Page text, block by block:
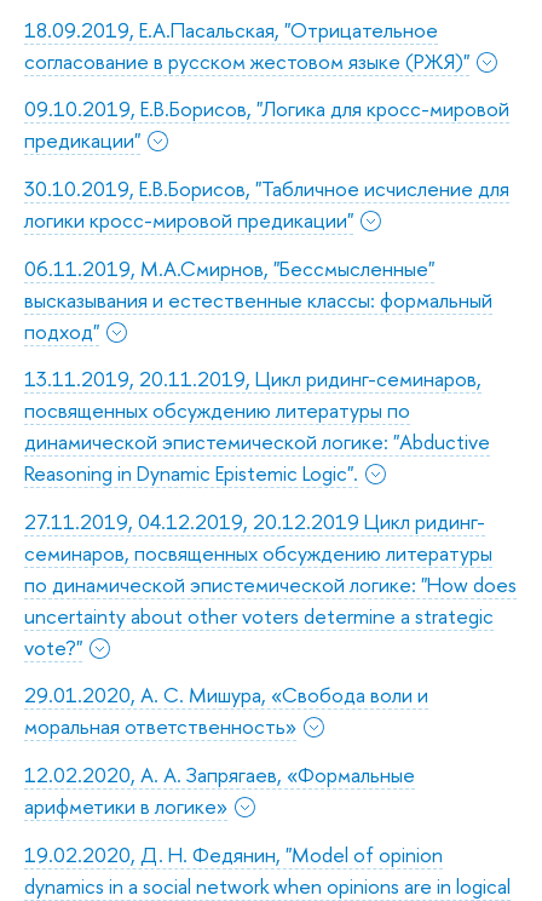
18.09.2019, Е.А.Пасальская, "Отрицательное
согласование в русском жестовом языке (РЖЯ)"
09.10.2019, Е.В.Борисов, "Логика для кросс-мировой
предикации"
30.10.2019, Е.В.Борисов, "Табличное исчисление для
логики кросс-мировой предикации"
06.11.2019, М.А.Смирнов, "Бессмысленные"
высказывания и естественные классы: формальный
подход"
13.11.2019, 20.11.2019, Цикл ридинг-семинаров,
посвященных обсуждению литературы по
динамической эпистемической логике: "Abductive
Reasoning in Dynamic Epistemic Logic".
27.11.2019, 04.12.2019, 20.12.2019 Цикл ридинг-
семинаров, посвященных обсуждению литературы
по динамической эпистемической логике: "How does
uncertainty about other voters determine a strategic
vote?"
29.01.2020, А. С. Мишура, «Свобода воли и
моральная ответственность»
12.02.2020, А. А. Запрягаев, «Формальные
арифметики в логике»
19.02.2020, Д. Н. Федянин, "Model of opinion
dynamics in a social network when opinions are in logical